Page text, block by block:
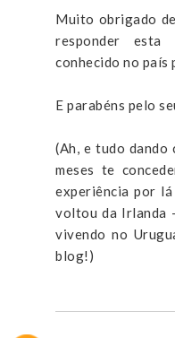
Muito obrigado
responder esta
conhecido no país
E parabéns pelo
(Ah, e tudo
meses te
experiência por
voltou da Irlanda
vivendo no
blog!)